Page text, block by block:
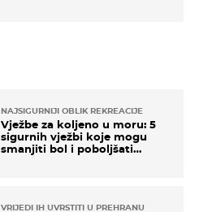
NAJSIGURNIJI OBLIK REKREACIJE
Vježbe za koljeno u moru: 5
sigurnih vježbi koje mogu
smanjiti bol i poboljšati
VRIJEDI IH UVRSTITI U PREHRANU